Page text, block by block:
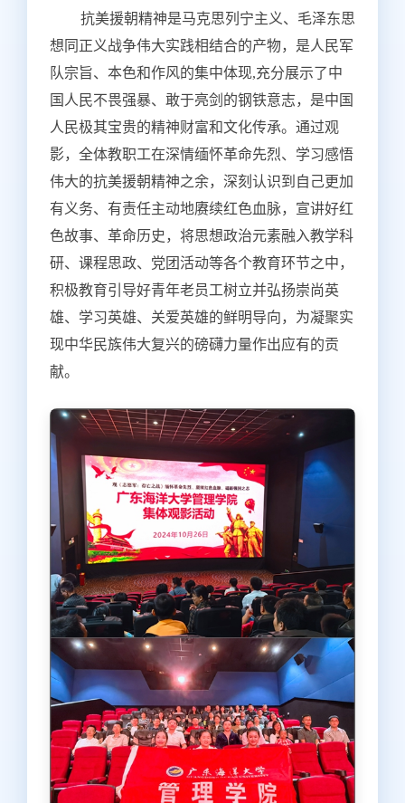
抗美援朝精神是马克思列宁主义、毛泽东思
想同正义战争伟大实践相结合的产物，是人民军
队宗旨、本色和作风的集中体现,充分展示了中
国人民不畏强暴、敢于亮剑的钢铁意志，是中国
人民极其宝贵的精神财富和文化传承。通过观
影，全体教职工在深情缅怀革命先烈、学习感悟
伟大的抗美援朝精神之余，深刻认识到自己更加
有义务、有责任主动地赓续红色血脉，宣讲好红
色故事、革命历史，将思想政治元素融入教学科
研、课程思政、党团活动等各个教育环节之中，
积极教育引导好青年老员工树立并弘扬崇尚英
雄、学习英雄、关爱英雄的鲜明导向，为凝聚实
现中华民族伟大复兴的磅礴力量作出应有的贡
献。